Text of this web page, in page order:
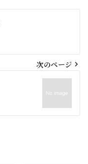
次のページ